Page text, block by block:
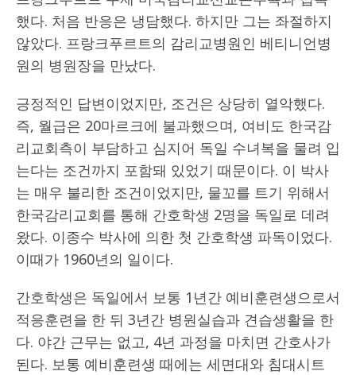
했다. 처음 반응은 냉담했다. 하지만 그는 좌절하지
않았다. 프랑크푸르트의 감리교병원인 베티니언병
원의 병원장을 만났다.
긍정적인 답변이었지만, 조건은 상당히 열악했다.
즉, 월급은 20마르크에 불과했으며, 여비도 한국감
리교회측이 부담하고 심지어 독일 수녀복을 물려 입
는다는 조건까지 포함돼 있었기 때문이다. 이 박사
는 매우 불리한 조건이었지만, 물꼬를 트기 위해서
한국감리교회를 통해 간호학생 2명을 독일로 데려
왔다. 이종수 박사에 의한 첫 간호학생 파독이었다.
이때가 1960년의 일이다.
간호학생은 독일에서 보통 1년간 예비훈련생으로서
적응훈련을 한 뒤 3년간 병원실습과 견습생활을 한
다. 야간 근무는 없고, 4년 과정을 마치면 간호사가
된다. 보통 예비훈련생 때에는 세면대와 침대시트